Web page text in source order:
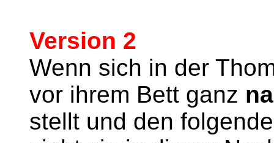
Version 2
Wenn sich in der
vor ihrem Bett ganz
stellt und den